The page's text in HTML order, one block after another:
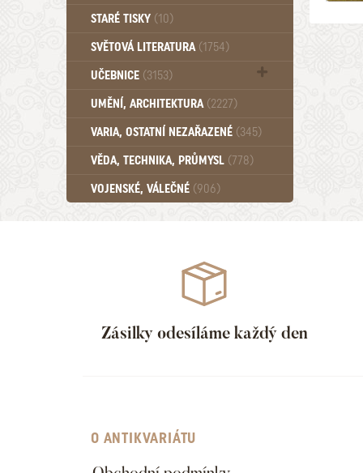
Psychologie a osobní rozvoj (760)
STARÉ TISKY (10)
SVĚTOVÁ LITERATURA (1754)
UČEBNICE (3153)
Učebnice - Jazykové (1297)
Učebnice - VŠ (259)
Učebnice - ZŠ (556)
Učebnice - Ostatní (499)
UMĚNÍ, ARCHITEKTURA (2227)
VARIA, OSTATNÍ NEZAŘAZENÉ (345)
VĚDA, TECHNIKA, PRŮMYSL (778)
VOJENSKÉ, VÁLEČNÉ (906)
Zásilky odesíláme každý den
O ANTIKVARIÁTU